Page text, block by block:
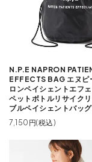
N.P.E NAPRON
EFFECTS BAG エヌピ
ロンペイシェントエフ
ペットボトルリサイク
ブルペイシェントバッ
7,150円(税込)